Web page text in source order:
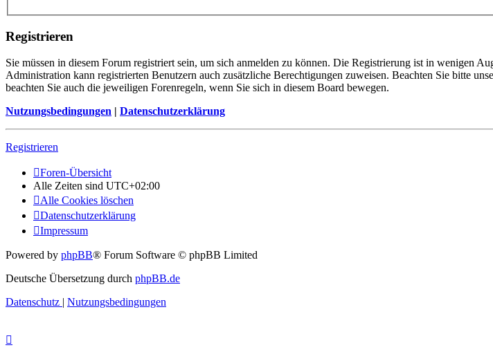
Registrieren
Sie müssen in diesem Forum registriert sein, um sich anmelden zu können. Die Registrierung ist in wenigen
Administration kann registrierten Benutzern auch zusätzliche Berechtigungen zuweisen. Beachten Sie bitte
beachten Sie auch die jeweiligen Forenregeln, wenn Sie sich in diesem Board bewegen.
Nutzungsbedingungen | Datenschutzerklärung
Registrieren
Foren-Übersicht
Alle Zeiten sind UTC+02:00
Alle Cookies löschen
Datenschutzerklärung
Impressum
Powered by phpBB® Forum Software © phpBB Limited
Deutsche Übersetzung durch phpBB.de
Datenschutz | Nutzungsbedingungen